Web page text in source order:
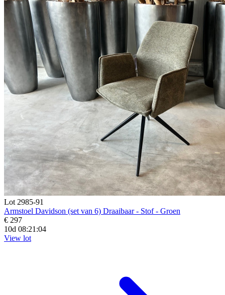
Lot 2985-91
Armstoel Davidson (set van 6) Draaibaar - Stof - Groen
€ 297
10d 08:21:02
View lot